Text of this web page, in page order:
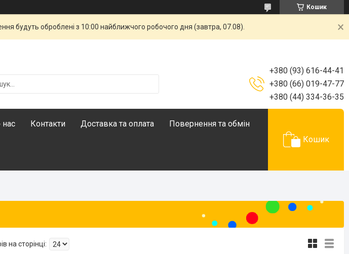
Кошик
будуть оброблені з 10:00 найближчого робочого дня (завтра, 07.08).
+380 (93) 616-44-41
+380 (66) 019-47-77
+380 (44) 334-36-35
Контакти Доставка та оплата Повернення та обмін
Кошик